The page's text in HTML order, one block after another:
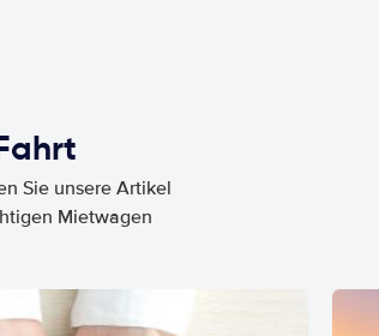
Sie unsere Artikel
Mietwagen